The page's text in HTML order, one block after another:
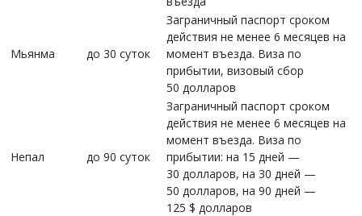
Мьянма до 30 суток
Заграничный паспорт сроком
действия не менее 6 месяцев на
момент въезда. Виза по
прибытии, визовый сбор
50 долларов
Непал до 90 суток
Заграничный паспорт сроком
действия не менее 6 месяцев на
момент въезда. Виза по
прибытии: на 15 дней —
30 долларов, на 30 дней —
50 долларов, на 90 дней —
125 $ долларов